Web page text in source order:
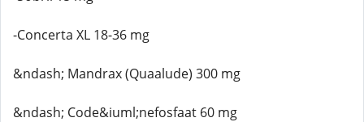
-Concerta XL 18-36 mg
&ndash; Mandrax (Quaalude) 300 mg
&ndash; Code&iuml;nefosfaat 60 mg